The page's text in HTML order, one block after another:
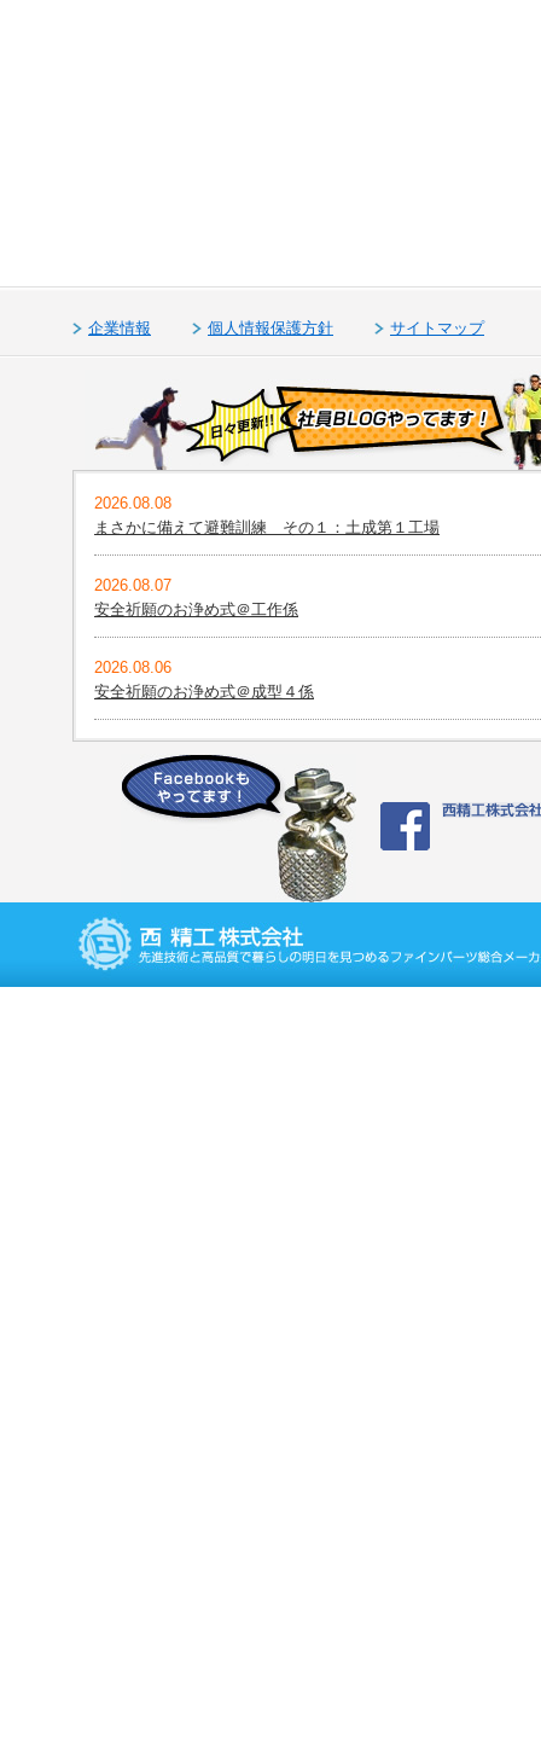
企業情報 個人情報保護方針 サイトマップ
2026.08.08
まさかに備えて避難訓練 その１：土成第１工場
2026.08.07
安全祈願のお浄め式＠工作係
2026.08.06
安全祈願のお浄め式＠成型４係